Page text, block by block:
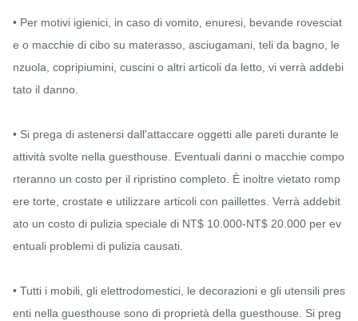
• Per motivi igienici, in caso di vomito, enuresi, bevande rovesciat
e o macchie di cibo su materasso, asciugamani, teli da bagno, le
nzuola, copripiumini, cuscini o altri articoli da letto, vi verrà addebi
tato il danno.
• Si prega di astenersi dall'attaccare oggetti alle pareti durante le
attività svolte nella guesthouse. Eventuali danni o macchie compo
rteranno un costo per il ripristino completo. È inoltre vietato romp
ere torte, crostate e utilizzare articoli con paillettes. Verrà addebit
ato un costo di pulizia speciale di NT$ 10.000-NT$ 20.000 per ev
entuali problemi di pulizia causati.
• Tutti i mobili, gli elettrodomestici, le decorazioni e gli utensili pres
enti nella guesthouse sono di proprietà della guesthouse. Si preg